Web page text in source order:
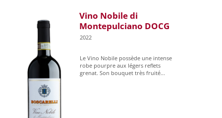
Vino Nobile di
Montepulciano DOCG
2022
Le Vino Nobile possède une intense
robe pourpre aux légers reflets
grenat. Son bouquet très fruité...